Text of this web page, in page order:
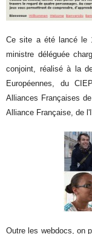
Ce site a été lancé le
ministre déléguée
conjoint, réalisé à la
Européennes, du
Alliances Françaises
Alliance Française, de
Outre les webdocs, on